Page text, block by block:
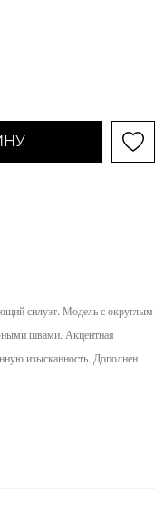
силуэт. Модель с округлым
швами. Акцентная
изысканность. Дополнен